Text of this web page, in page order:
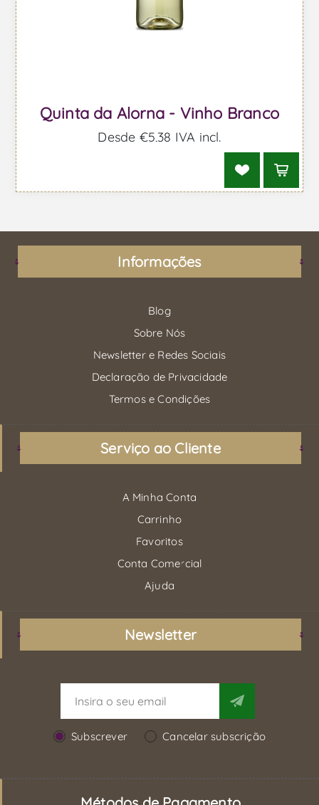
Quinta da Alorna - Vinho Branco
Desde €5,38 IVA incl.
Informações
Blog
Sobre Nós
Newsletter e Redes Sociais
Declaração de Privacidade
Termos e Condições
Serviço ao Cliente
A Minha Conta
Carrinho
Favoritos
Conta Comercial
Ajuda
Newsletter
Subscrever Cancelar subscrição